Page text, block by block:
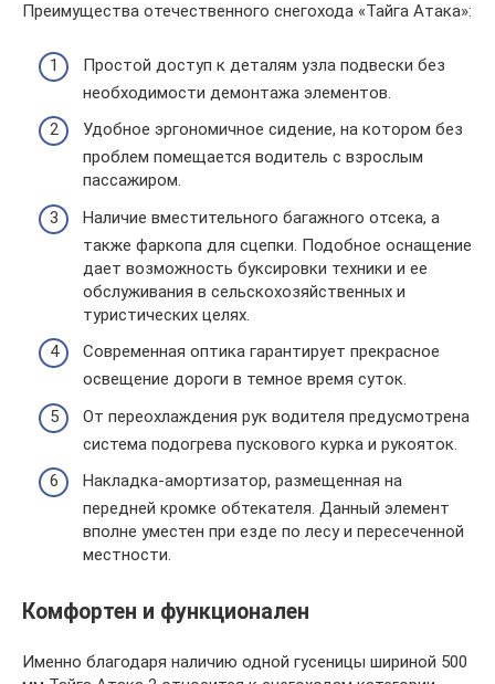
Преимущества отечественного снегохода «Тайга Атака»:
Простой доступ к деталям узла подвески без
необходимости демонтажа элементов.
Удобное эргономичное сидение, на котором без
проблем помещается водитель с взрослым
пассажиром.
Наличие вместительного багажного отсека, а
также фаркопа для сцепки. Подобное оснащение
дает возможность буксировки техники и ее
обслуживания в сельскохозяйственных и
туристических целях.
Современная оптика гарантирует прекрасное
освещение дороги в темное время суток.
От переохлаждения рук водителя предусмотрена
система подогрева пускового курка и рукояток.
Накладка-амортизатор, размещенная на
передней кромке обтекателя. Данный элемент
вполне уместен при езде по лесу и пересеченной
местности.
Комфортен и функционален
Именно благодаря наличию одной гусеницы шириной 500